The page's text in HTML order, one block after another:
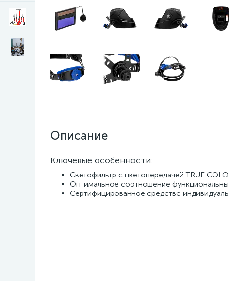
Описание
Ключевые особенности:
Светофильтр с цветопередачей TRUE
Оптимальное соотношение
Сертифицированное средство